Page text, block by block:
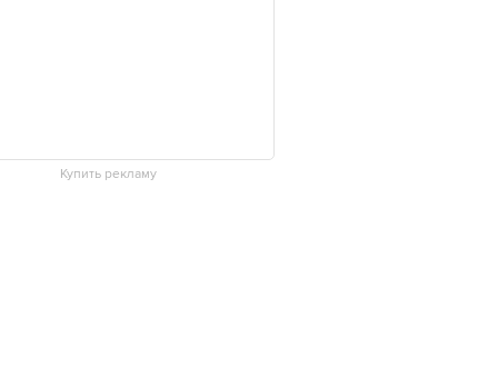
Купить рекламу